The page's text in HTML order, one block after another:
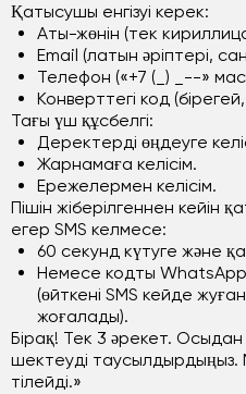
Қатысушы енгізуі керек:
Аты-жөнін (тек
Email (латын әріптері,
Телефон («+7 (_) _--»
Конверттегі код
Тағы үш құсбелгі:
Деректерді өңдеуге
Жарнамаға келісім.
Ережелермен келісім.
Пішін жіберілгеннен кейін
егер SMS келмесе:
60 секунд күтуге және
Немесе кодты
(өйткені SMS кейде
жоғалады).
Бірақ! Тек 3 әрекет. Осыдан
шектеуді таусылдырдыңыз.
тілейді.»